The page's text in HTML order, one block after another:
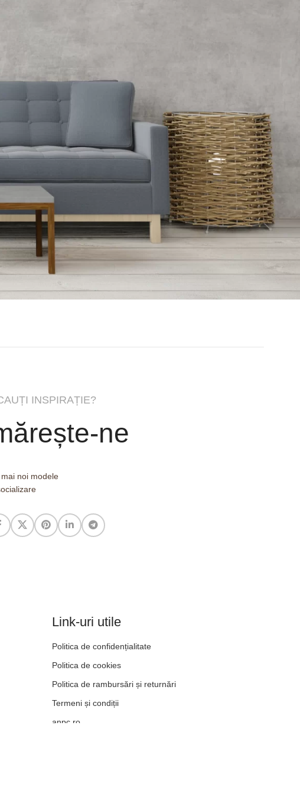
INSPIRAȚIE?
ne
noi modele
Link-uri utile
Politica de confidențialitate
Politica de cookies
Politica de rambursări și returnări
Termeni și condiții
anpc.ro